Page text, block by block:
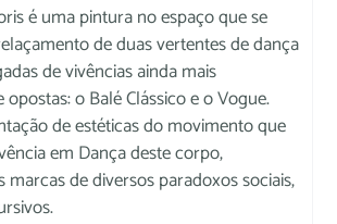
é uma pintura no espaço que se
de duas vertentes de dança
de vivências ainda mais
o Balé Clássico e o Vogue.
de estéticas do movimento que
em Dança deste corpo,
marcas de diversos paradoxos sociais,